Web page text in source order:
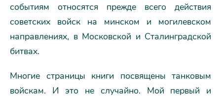
событиям относятся прежде всего действия
советских войск на минском и могилевском
направлениях, в Московской и Сталинградской
битвах.
Многие страницы книги посвящены танковым
войскам. И это не случайно. Мой первый и